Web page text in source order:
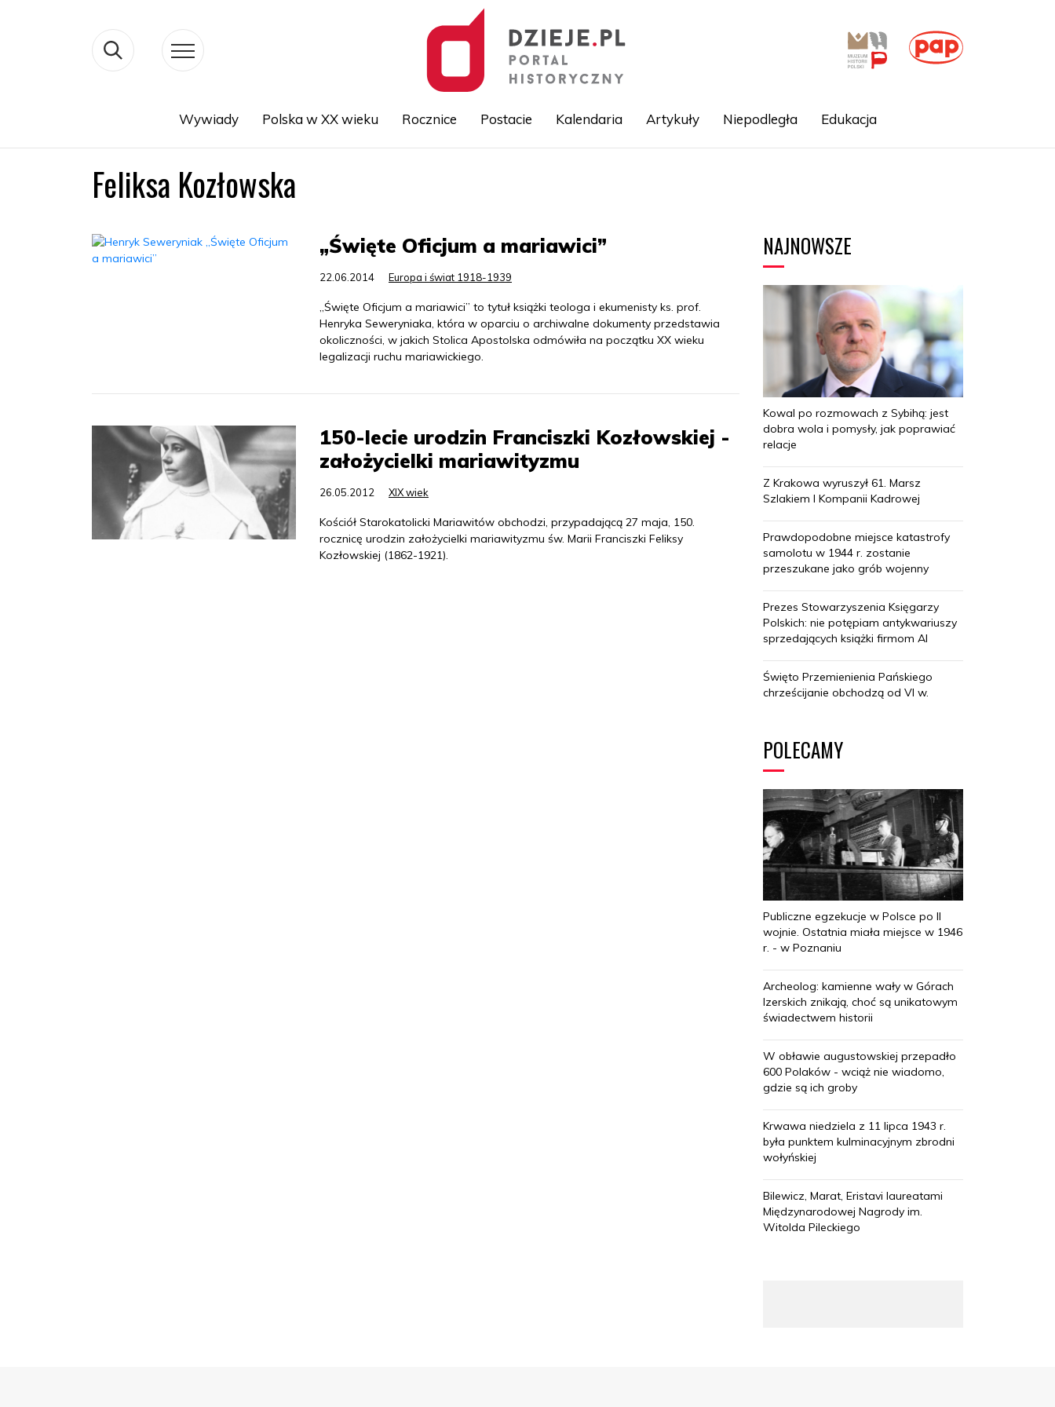
Wywiady Polska w XX wieku Rocznice Postacie Kalendaria Artykuły Niepodległa Edukacja
Feliksa Kozłowska
„Święte Oficjum a mariawici”
22.06.2014 Europa i świat 1918-1939
„Święte Oficjum a mariawici” to tytuł książki teologa i ekumenisty ks. prof.
Henryka Seweryniaka, która w oparciu o archiwalne dokumenty przedstawia
okoliczności, w jakich Stolica Apostolska odmówiła na początku XX wieku
legalizacji ruchu mariawickiego.
150-lecie urodzin Franciszki Kozłowskiej -
założycielki mariawityzmu
26.05.2012 XIX wiek
Kościół Starokatolicki Mariawitów obchodzi, przypadającą 27 maja, 150.
rocznicę urodzin założycielki mariawityzmu św. Marii Franciszki Feliksy
Kozłowskiej (1862-1921).
NAJNOWSZE
Kowal po rozmowach z Sybihą: jest
dobra wola i pomysły, jak poprawiać
relacje
Z Krakowa wyruszył 61. Marsz
Szlakiem I Kompanii Kadrowej
Prawdopodobne miejsce katastrofy
samolotu w 1944 r. zostanie
przeszukane jako grób wojenny
Prezes Stowarzyszenia Księgarzy
Polskich: nie potępiam antykwariuszy
sprzedających książki firmom AI
Święto Przemienienia Pańskiego
chrześcijanie obchodzą od VI w.
POLECAMY
Publiczne egzekucje w Polsce po II
wojnie. Ostatnia miała miejsce w 1946
r. - w Poznaniu
Archeolog: kamienne wały w Górach
Izerskich znikają, choć są unikatowym
świadectwem historii
W obławie augustowskiej przepadło
600 Polaków - wciąż nie wiadomo,
gdzie są ich groby
Krwawa niedziela z 11 lipca 1943 r.
była punktem kulminacyjnym zbrodni
wołyńskiej
Bilewicz, Marat, Eristavi laureatami
Międzynarodowej Nagrody im.
Witolda Pileckiego